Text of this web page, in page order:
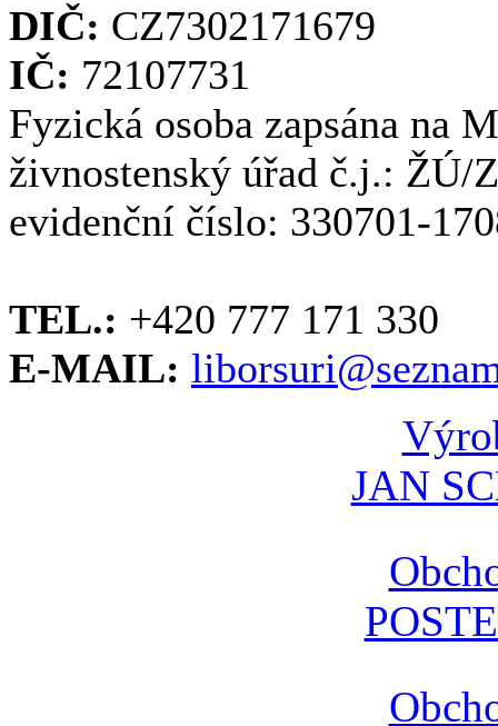
DIČ: CZ7302171679
IČ: 72107731
Fyzická osoba zapsána na
živnostenský úřad č.j.: ŽÚ/
evidenční číslo: 330701-
TEL.: +420 777 171 330
E-MAIL:
JAN